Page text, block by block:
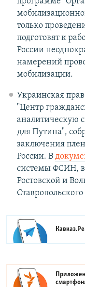
только
подготовят к
России
намерений
мобилизации.
Украинская
"Центр
аналитическую
для Путина",
заключения
России. В
системы ФСИН, в
Ростовской и